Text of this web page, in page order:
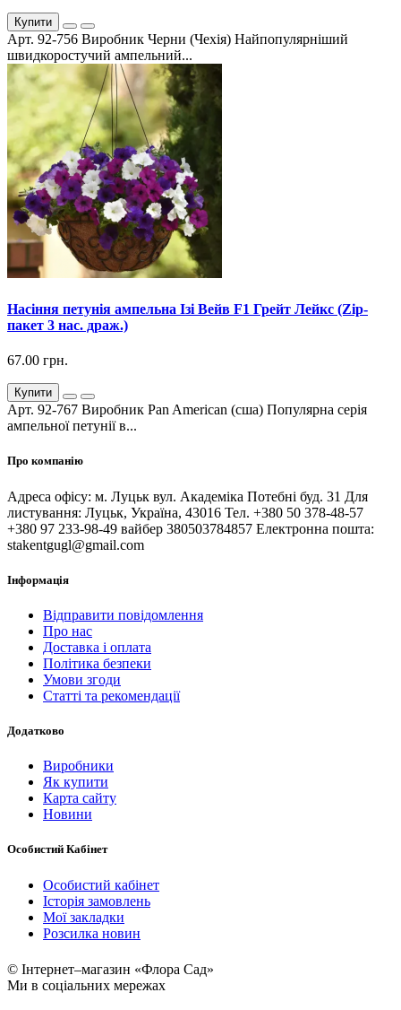
Купити
Арт. 92-756 Виробник Черни (Чехія) Найпопулярніший
швидкоростучий ампельний...
Насіння петунія ампельна Ізі Вейв F1 Грейт Лейкс (Zip-
пакет 3 нас. драж.)
67.00 грн.
Купити
Арт. 92-767 Виробник Pan American (сша) Популярна серія
ампельної петунії в...
Про компанію
Адреса офісу: м. Луцьк вул. Академіка Потебні буд. 31 Для
листування: Луцьк, Україна, 43016 Тел. +380 50 378-48-57
+380 97 233-98-49 вайбер 380503784857 Електронна пошта:
stakentgugl@gmail.com
Інформація
Відправити повідомлення
Про нас
Доставка і оплата
Політика безпеки
Умови згоди
Статті та рекомендації
Додатково
Виробники
Як купити
Карта сайту
Новини
Особистий Кабінет
Особистий кабінет
Історія замовлень
Мої закладки
Розсилка новин
© Інтернет–магазин «Флора Сад»
Ми в соціальних мережах